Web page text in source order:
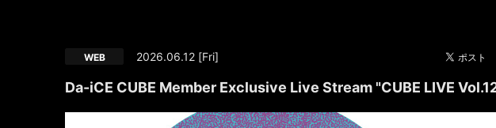
2026.06.12 [Fri]
WEB
Da-iCE CUBE Member Exclusive Live Stream "CUBE LIVE